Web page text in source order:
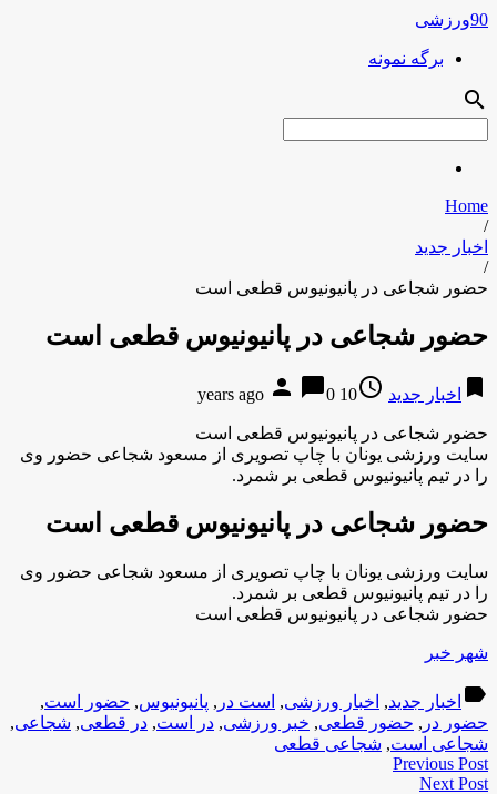
90ورزشی
برگه نمونه
search
Home
/
اخبار جدید
/
حضور شجاعی در پانیونیوس قطعی است
حضور شجاعی در پانیونیوس قطعی است
bookmark اخبار جدید access_time
10 years ago
person chat_bubble0
حضور شجاعی در پانیونیوس قطعی است
سایت ورزشی یونان با چاپ تصویری از مسعود شجاعی حضور وی
را در تیم پانیونیوس قطعی بر شمرد.
حضور شجاعی در پانیونیوس قطعی است
سایت ورزشی یونان با چاپ تصویری از مسعود شجاعی حضور وی
را در تیم پانیونیوس قطعی بر شمرد.
حضور شجاعی در پانیونیوس قطعی است
شهر خبر
label اخبار جدید, اخبار ورزشی, است در , پانیونیوس, حضور است,
حضور در , حضور قطعی, خبر ورزشی, در است, در قطعی, شجاعی,
شجاعی است, شجاعی قطعی
Previous Post
Next Post